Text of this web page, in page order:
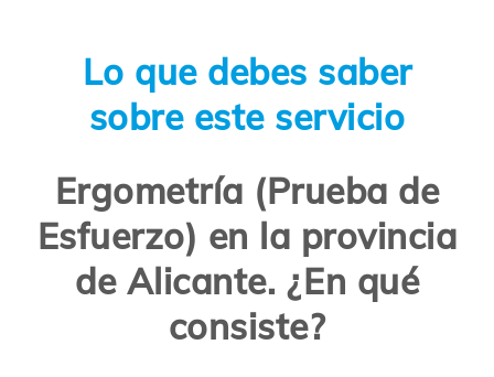
Lo que debes saber
sobre este servicio
Ergometría (Prueba de
Esfuerzo) en la provincia
de Alicante. ¿En qué
consiste?